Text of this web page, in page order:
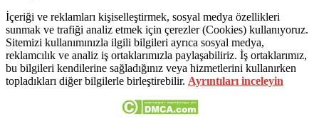
İçeriği ve reklamları kişiselleştirmek, sosyal medya özellikleri
sunmak ve trafiği analiz etmek için çerezler (Cookies) kullanıyoruz.
Sitemizi kullanımınızla ilgili bilgileri ayrıca sosyal medya,
reklamcılık ve analiz iş ortaklarımızla paylaşabiliriz. İş ortaklarımız,
bu bilgileri kendilerine sağladığınız veya hizmetlerini kullanırken
topladıkları diğer bilgilerle birleştirebilir. Ayrıntıları inceleyin